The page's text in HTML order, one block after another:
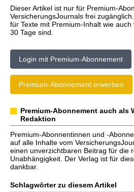
Dieser Artikel ist nur für Premium-
VersicherungsJournals frei
für Texte mit Premium-Inhalt wie
30 Tage sind.
Login mit Premium-Abonnement
Premium-Abonnement erwerben
Premium-Abonnement auch als
Redaktion
Premium-Abonnentinnen und -
auf alle Inhalte vom
einen unverzichtbaren Beitrag für die
Unabhängigkeit. Der Verlag ist für
dankbar.
Schlagwörter zu diesem Artikel